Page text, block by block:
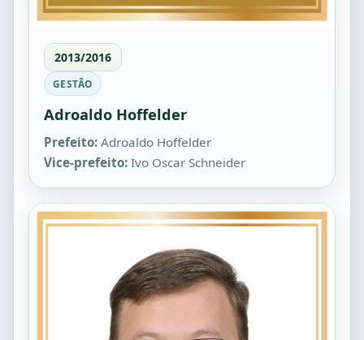
2013/2016
GESTÃO
Adroaldo Hoffelder
Prefeito: Adroaldo Hoffelder
Vice-prefeito: Ivo Oscar Schneider